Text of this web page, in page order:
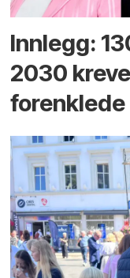
Innlegg:
2030